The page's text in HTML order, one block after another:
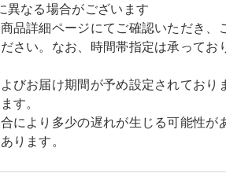
異なる場合がございます
品詳細ページにてご確認いただき、
さい。なお、時間帯指定は承ってお
びお届け期間が予め設定されており
す。
により多少の遅れが生じる可能性が
ります。